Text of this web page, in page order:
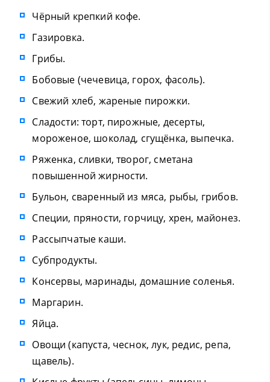
Чёрный крепкий кофе.
Газировка.
Грибы.
Бобовые (чечевица, горох, фасоль).
Свежий хлеб, жареные пирожки.
Сладости: торт, пирожные, десерты,
мороженое, шоколад, сгущёнка, выпечка.
Ряженка, сливки, творог, сметана
повышенной жирности.
Бульон, сваренный из мяса, рыбы, грибов.
Специи, пряности, горчицу, хрен, майонез.
Рассыпчатые каши.
Субпродукты.
Консервы, маринады, домашние соленья.
Маргарин.
Яйца.
Овощи (капуста, чеснок, лук, редис, репа,
щавель).